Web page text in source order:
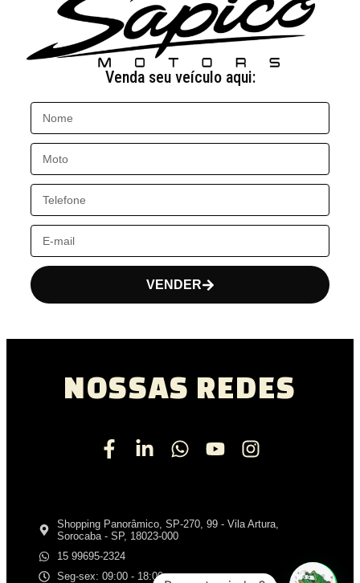
Venda seu veículo aqui:
VENDER
NOSSAS REDES
Shopping Panorâmico, SP-270, 99 - Vila Artura,
Sorocaba - SP, 18023-000
15 99695-2324
Seg-sex: 09:00 - 18:00